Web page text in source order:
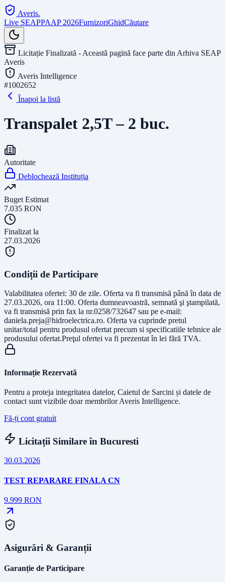
Averis.
Live SEAPPAAP 2026FurnizoriGhidCăutare
Licitație Finalizată - Această pagină face parte din Arhiva SEAP
Averis
Averis Intelligence
#1002652
Înapoi la listă
Transpalet 2,5T – 2 buc.
Autoritate
Deblochează Instituția
Buget Estimat
7.035 RON
Finalizat la
27.03.2026
Condiții de Participare
Valabilitatea ofertei: 30 de zile. Oferta va fi transmisă până în data de
27.03.2026, ora 11:00. Oferta dumneavoastră, semnată şi ştampilată,
va fi transmisă prin fax la nr.0258/732647 sau pe e-mail:
daniela.preja@hidroelectrica.ro. Oferta va cuprinde pretul
unitar/total pentru produsul ofertat precum si specificatiile tehnice ale
produsului ofertat.Preţul ofertei va fi prezentat în lei fără TVA.
Informație Rezervată
Pentru a proteja integritatea datelor, Caietul de Sarcini și datele de
contact sunt vizibile doar membrilor Averis Intelligence.
Fă-ți cont gratuit
Licitații Similare în Bucuresti
30.03.2026
TEST REPARARE FINALA CN
9.999 RON
Asigurări & Garanții
Garanție de Participare